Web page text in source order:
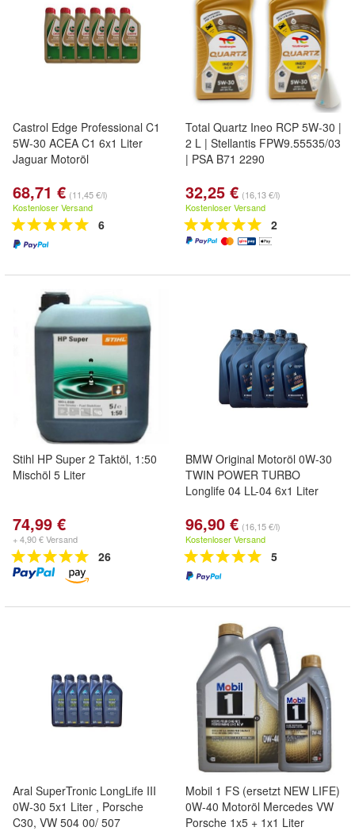
Castrol Edge Professional C1
5W-30 ACEA C1 6x1 Liter
Jaguar Motoröl
68,71 € (11,45 €/l)
Kostenloser Versand
6
Total Quartz Ineo RCP 5W-30 |
2 L | Stellantis FPW9.55535/03
| PSA B71 2290
32,25 € (16,13 €/l)
Kostenloser Versand
2
Stihl HP Super 2 Taktöl, 1:50
Mischöl 5 Liter
74,99 €
+ 4,90 € Versand
26
BMW Original Motoröl 0W-30
TWIN POWER TURBO
Longlife 04 LL-04 6x1 Liter
96,90 € (16,15 €/l)
Kostenloser Versand
5
Aral SuperTronic LongLife III
0W-30 5x1 Liter , Porsche
C30, VW 504 00/ 507
Mobil 1 FS (ersetzt NEW LIFE)
0W-40 Motoröl Mercedes VW
Porsche 1x5 + 1x1 Liter